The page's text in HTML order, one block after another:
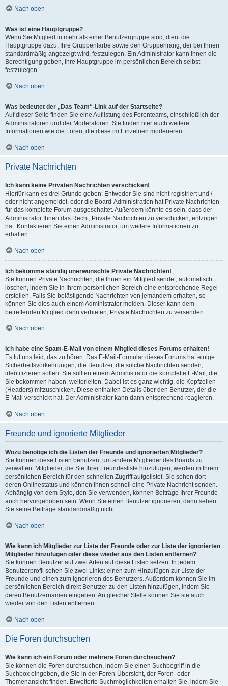
Nach oben
Was ist eine Hauptgruppe?
Wenn Sie Mitglied in mehr als einer Benutzergruppe sind, dient die
Hauptgruppe dazu, Ihre Gruppenfarbe sowie den Gruppenrang, der bei Ihnen
standardmäßig angezeigt wird, festzulegen. Ein Administrator kann Ihnen die
Berechtigung geben, Ihre Hauptgruppe im persönlichen Bereich selbst
festzulegen.
Nach oben
Was bedeutet der „Das Team“-Link auf der Startseite?
Auf dieser Seite finden Sie eine Auflistung des Forenteams, einschließlich der
Administratoren und der Moderatoren. Sie finden hier auch weitere
Informationen wie die Foren, die diese im Einzelnen moderieren.
Nach oben
Private Nachrichten
Ich kann keine Privaten Nachrichten verschicken!
Hierfür kann es drei Gründe geben: Entweder Sie sind nicht registriert und /
oder nicht angemeldet, oder die Board-Administration hat Private Nachrichten
für das komplette Forum ausgeschaltet. Außerdem könnte es sein, dass der
Administrator Ihnen das Recht, Private Nachrichten zu verschicken, entzogen
hat. Kontaktieren Sie einen Administrator, um weitere Informationen zu
erhalten.
Nach oben
Ich bekomme ständig unerwünschte Private Nachrichten!
Sie können Private Nachrichten, die Ihnen ein Mitglied sendet, automatisch
löschen, indem Sie in Ihrem persönlichen Bereich eine entsprechende Regel
erstellen. Falls Sie belästigende Nachrichten von jemandem erhalten, so
können Sie dies auch einem Administrator melden. Dieser kann dem
betreffenden Mitglied dann verbieten, Private Nachrichten zu versenden.
Nach oben
Ich habe eine Spam-E-Mail von einem Mitglied dieses Forums erhalten!
Es tut uns leid, das zu hören. Das E-Mail-Formular dieses Forums hat einige
Sicherheitsvorkehrungen, die Benutzer, die solche Nachrichten senden,
identifizieren sollen. Sie sollten einem Administrator die komplette E-Mail, die
Sie bekommen haben, weiterleiten. Dabei ist es ganz wichtig, die Kopfzeilen
(Headers) mitzuschicken. Diese enthalten Details über den Benutzer, der die
E-Mail verschickt hat. Der Administrator kann dann entsprechend reagieren.
Nach oben
Freunde und ignorierte Mitglieder
Wozu benötige ich die Listen der Freunde und ignorierten Mitglieder?
Sie können diese Listen benutzen, um andere Mitglieder des Boards zu
verwalten. Mitglieder, die Sie Ihrer Freundesliste hinzufügen, werden in Ihrem
persönlichen Bereich für den schnellen Zugriff aufgelistet. Sie sehen dort
deren Onlinestatus und können ihnen schnell eine Private Nachricht senden.
Abhängig von dem Style, den Sie verwenden, können Beiträge Ihrer Freunde
auch hervorgehoben sein. Wenn Sie einen Benutzer ignorieren, dann sehen
Sie seine Beiträge standardmäßig nicht.
Nach oben
Wie kann ich Mitglieder zur Liste der Freunde oder zur Liste der ignorierten
Mitglieder hinzufügen oder diese wieder aus den Listen entfernen?
Sie können Benutzer auf zwei Arten auf diese Listen setzen: In jedem
Benutzerprofil sehen Sie zwei Links: einen zum Hinzufügen zur Liste der
Freunde und einen zum Ignorieren des Benutzers. Außerdem können Sie im
persönlichen Bereich direkt Benutzer zu den Listen hinzufügen, indem Sie
deren Benutzernamen eingeben. An gleicher Stelle können Sie sie auch
wieder von den Listen entfernen.
Nach oben
Die Foren durchsuchen
Wie kann ich ein Forum oder mehrere Foren durchsuchen?
Sie können die Foren durchsuchen, indem Sie einen Suchbegriff in die
Suchbox eingeben, die Sie in der Foren-Übersicht, der Foren- oder
Themenansicht finden. Erweiterte Suchmöglichkeiten erhalten Sie, indem Sie